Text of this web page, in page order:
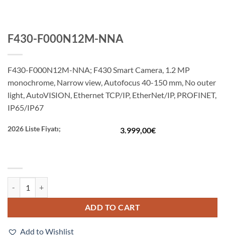
F430-F000N12M-NNA
F430-F000N12M-NNA; F430 Smart Camera, 1.2 MP
monochrome, Narrow view, Autofocus 40-150 mm, No outer
light, AutoVISION, Ethernet TCP/IP, EtherNet/IP, PROFINET,
IP65/IP67
2026 Liste Fiyatı; 3.999,00€
ADD TO CART
Add to Wishlist